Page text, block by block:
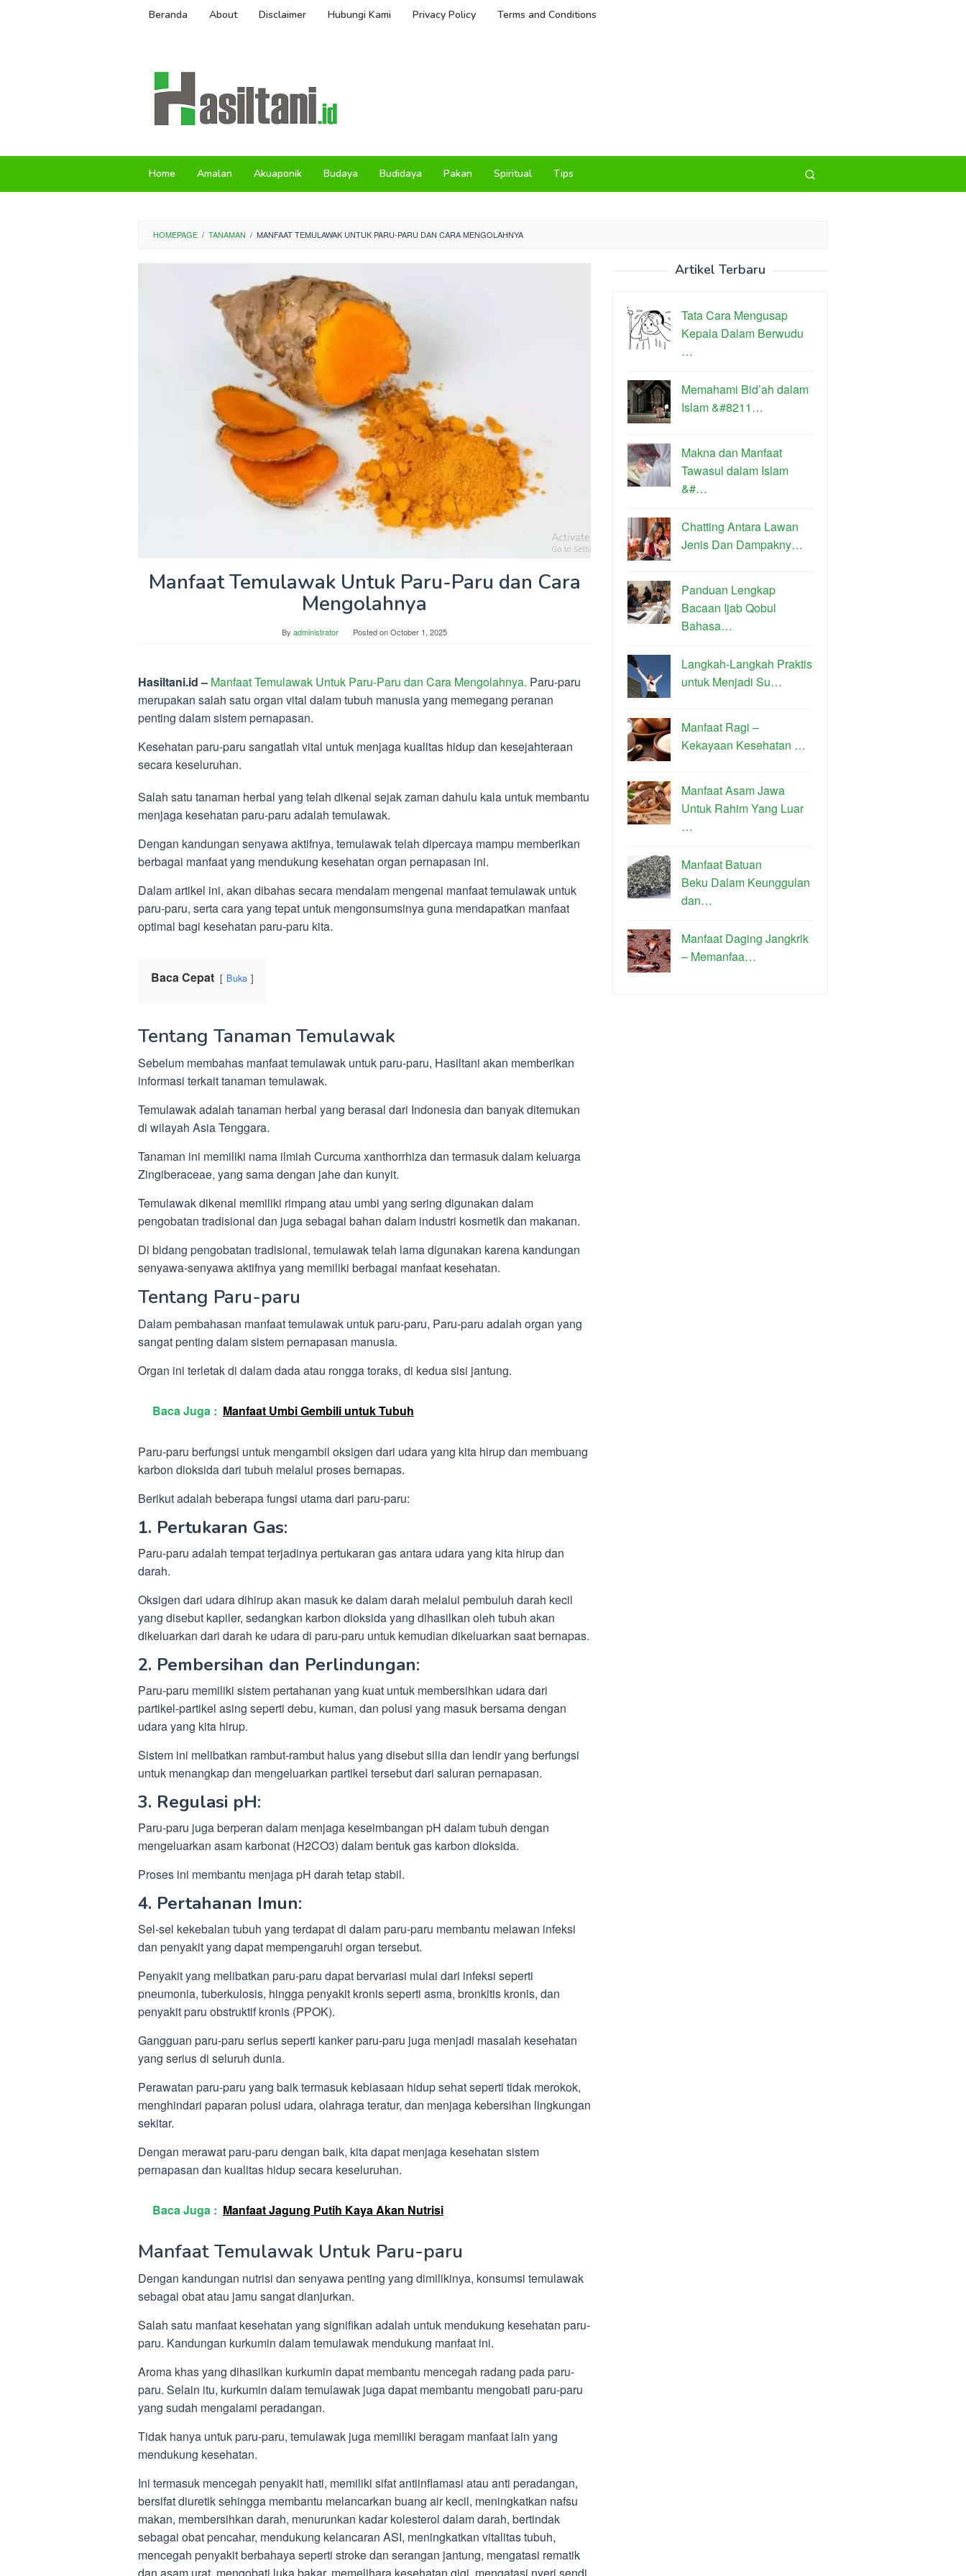
Beranda About Disclaimer Hubungi Kami Privacy Policy Terms and Conditions
Home Amalan Akuaponik Budaya Budidaya Pakan Spiritual Tips
HOMEPAGE / TANAMAN / MANFAAT TEMULAWAK UNTUK PARU-PARU DAN CARA MENGOLAHNYA
Manfaat Temulawak Untuk Paru-Paru dan Cara
Mengolahnya
By administrator Posted onOctober 1, 2025
Hasiltani.id – Manfaat Temulawak Untuk Paru-Paru dan Cara Mengolahnya. Paru-paru
merupakan salah satu organ vital dalam tubuh manusia yang memegang peranan
penting dalam sistem pernapasan.
Kesehatan paru-paru sangatlah vital untuk menjaga kualitas hidup dan kesejahteraan
secara keseluruhan.
Salah satu tanaman herbal yang telah dikenal sejak zaman dahulu kala untuk membantu
menjaga kesehatan paru-paru adalah temulawak.
Dengan kandungan senyawa aktifnya, temulawak telah dipercaya mampu memberikan
berbagai manfaat yang mendukung kesehatan organ pernapasan ini.
Dalam artikel ini, akan dibahas secara mendalam mengenai manfaat temulawak untuk
paru-paru, serta cara yang tepat untuk mengonsumsinya guna mendapatkan manfaat
optimal bagi kesehatan paru-paru kita.
Baca Cepat Buka
Tentang Tanaman Temulawak
Sebelum membahas manfaat temulawak untuk paru-paru, Hasiltani akan memberikan
informasi terkait tanaman temulawak.
Temulawak adalah tanaman herbal yang berasal dari Indonesia dan banyak ditemukan
di wilayah Asia Tenggara.
Tanaman ini memiliki nama ilmiah Curcuma xanthorrhiza dan termasuk dalam keluarga
Zingiberaceae, yang sama dengan jahe dan kunyit.
Temulawak dikenal memiliki rimpang atau umbi yang sering digunakan dalam
pengobatan tradisional dan juga sebagai bahan dalam industri kosmetik dan makanan.
Di bidang pengobatan tradisional, temulawak telah lama digunakan karena kandungan
senyawa-senyawa aktifnya yang memiliki berbagai manfaat kesehatan.
Tentang Paru-paru
Dalam pembahasan manfaat temulawak untuk paru-paru, Paru-paru adalah organ yang
sangat penting dalam sistem pernapasan manusia.
Organ ini terletak di dalam dada atau rongga toraks, di kedua sisi jantung.
Baca Juga : Manfaat Umbi Gembili untuk Tubuh
Paru-paru berfungsi untuk mengambil oksigen dari udara yang kita hirup dan membuang
karbon dioksida dari tubuh melalui proses bernapas.
Berikut adalah beberapa fungsi utama dari paru-paru:
1. Pertukaran Gas:
Paru-paru adalah tempat terjadinya pertukaran gas antara udara yang kita hirup dan
darah.
Oksigen dari udara dihirup akan masuk ke dalam darah melalui pembuluh darah kecil
yang disebut kapiler, sedangkan karbon dioksida yang dihasilkan oleh tubuh akan
dikeluarkan dari darah ke udara di paru-paru untuk kemudian dikeluarkan saat bernapas.
2. Pembersihan dan Perlindungan:
Paru-paru memiliki sistem pertahanan yang kuat untuk membersihkan udara dari
partikel-partikel asing seperti debu, kuman, dan polusi yang masuk bersama dengan
udara yang kita hirup.
Sistem ini melibatkan rambut-rambut halus yang disebut silia dan lendir yang berfungsi
untuk menangkap dan mengeluarkan partikel tersebut dari saluran pernapasan.
3. Regulasi pH:
Paru-paru juga berperan dalam menjaga keseimbangan pH dalam tubuh dengan
mengeluarkan asam karbonat (H2CO3) dalam bentuk gas karbon dioksida.
Proses ini membantu menjaga pH darah tetap stabil.
4. Pertahanan Imun:
Sel-sel kekebalan tubuh yang terdapat di dalam paru-paru membantu melawan infeksi
dan penyakit yang dapat mempengaruhi organ tersebut.
Penyakit yang melibatkan paru-paru dapat bervariasi mulai dari infeksi seperti
pneumonia, tuberkulosis, hingga penyakit kronis seperti asma, bronkitis kronis, dan
penyakit paru obstruktif kronis (PPOK).
Gangguan paru-paru serius seperti kanker paru-paru juga menjadi masalah kesehatan
yang serius di seluruh dunia.
Perawatan paru-paru yang baik termasuk kebiasaan hidup sehat seperti tidak merokok,
menghindari paparan polusi udara, olahraga teratur, dan menjaga kebersihan lingkungan
sekitar.
Dengan merawat paru-paru dengan baik, kita dapat menjaga kesehatan sistem
pernapasan dan kualitas hidup secara keseluruhan.
Baca Juga : Manfaat Jagung Putih Kaya Akan Nutrisi
Manfaat Temulawak Untuk Paru-paru
Dengan kandungan nutrisi dan senyawa penting yang dimilikinya, konsumsi temulawak
sebagai obat atau jamu sangat dianjurkan.
Salah satu manfaat kesehatan yang signifikan adalah untuk mendukung kesehatan paru-
paru. Kandungan kurkumin dalam temulawak mendukung manfaat ini.
Aroma khas yang dihasilkan kurkumin dapat membantu mencegah radang pada paru-
paru. Selain itu, kurkumin dalam temulawak juga dapat membantu mengobati paru-paru
yang sudah mengalami peradangan.
Tidak hanya untuk paru-paru, temulawak juga memiliki beragam manfaat lain yang
mendukung kesehatan.
Ini termasuk mencegah penyakit hati, memiliki sifat antiinflamasi atau anti peradangan,
bersifat diuretik sehingga membantu melancarkan buang air kecil, meningkatkan nafsu
makan, membersihkan darah, menurunkan kadar kolesterol dalam darah, bertindak
sebagai obat pencahar, mendukung kelancaran ASI, meningkatkan vitalitas tubuh,
mencegah penyakit berbahaya seperti stroke dan serangan jantung, mengatasi rematik
Artikel Terbaru
Tata Cara Mengusap
Kepala Dalam Berwudu
…
Memahami Bid’ah dalam
Islam &#8211…
Makna dan Manfaat
Tawasul dalam Islam
&#…
Chatting Antara Lawan
Jenis Dan Dampakny…
Panduan Lengkap
Bacaan Ijab Qobul
Bahasa…
Langkah-Langkah Praktis
untuk Menjadi Su…
Manfaat Ragi –
Kekayaan Kesehatan …
Manfaat Asam Jawa
Untuk Rahim Yang Luar
…
Manfaat Batuan
Beku Dalam Keunggulan
dan…
Manfaat Daging Jangkrik
– Memanfaa…